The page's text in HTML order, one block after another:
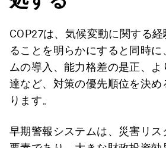
COP27は、気候変動に関する
ることを明らかにすると同時
ムの導入、能力格差の是正、
達など、対策の優先順位を決め
ります。
早期警報システムは、災害リス